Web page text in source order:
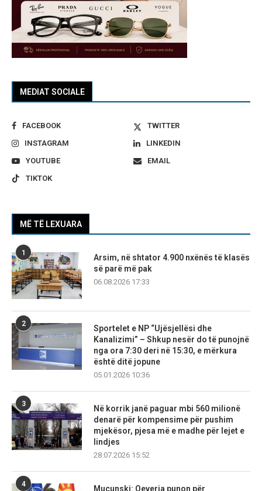
MEDIAT SOCIALE
FACEBOOK
TWITTER
INSTAGRAM
LINKEDIN
YOUTUBE
EMAIL
TIKTOK
MË TË LEXUARA
1
Arsim, në shtator 4.900 nxënës të klasës
së parë më pak
06.08.2026 17:33
2
Sportelet e NP “Ujësjellësi dhe
Kanalizimi” – Shkup nesër do të punojnë
nga ora 7:30 deri në 15:30, e mërkura
është ditë jopune
05.01.2026 10:36
3
Në korrik janë paguar mbi 560 milionë
denarë për kompensime për pushim
mjekësor, pjesa më e madhe për lejet e
lindjes
28.07.2026 15:52
4
Mucunski: Qeveria punon për